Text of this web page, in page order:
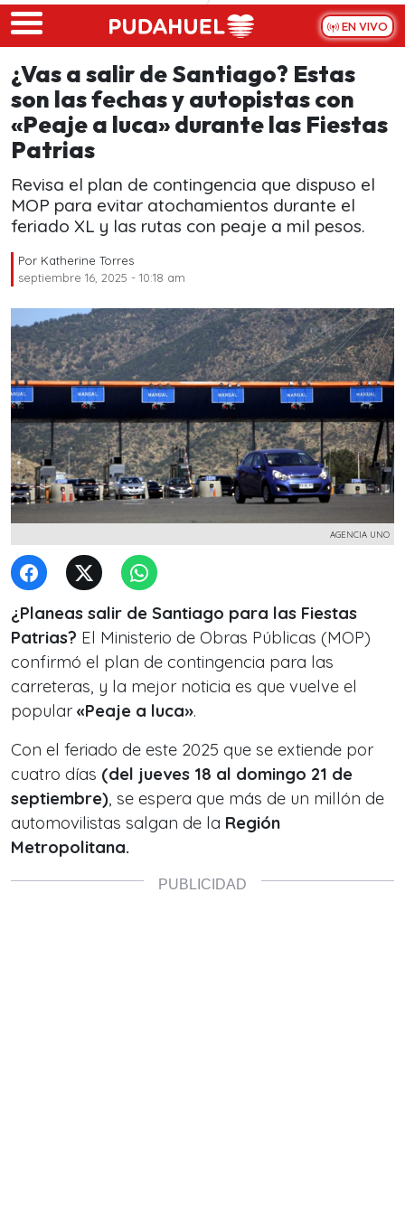
Skip to main content
EN VIVO
¿Vas a salir de Santiago? Estas
son las fechas y autopistas con
«Peaje a luca» durante las Fiestas
Patrias
Revisa el plan de contingencia que dispuso el
MOP para evitar atochamientos durante el
feriado XL y las rutas con peaje a mil pesos.
Por Katherine Torres
septiembre 16, 2025 - 10:18 am
AGENCIA UNO
¿Planeas salir de Santiago para las Fiestas
Patrias? El Ministerio de Obras Públicas (MOP)
confirmó el plan de contingencia para las
carreteras, y la mejor noticia es que vuelve el
popular «Peaje a luca».
Con el feriado de este 2025 que se extiende por
cuatro días (del jueves 18 al domingo 21 de
septiembre), se espera que más de un millón de
automovilistas salgan de la Región
Metropolitana.